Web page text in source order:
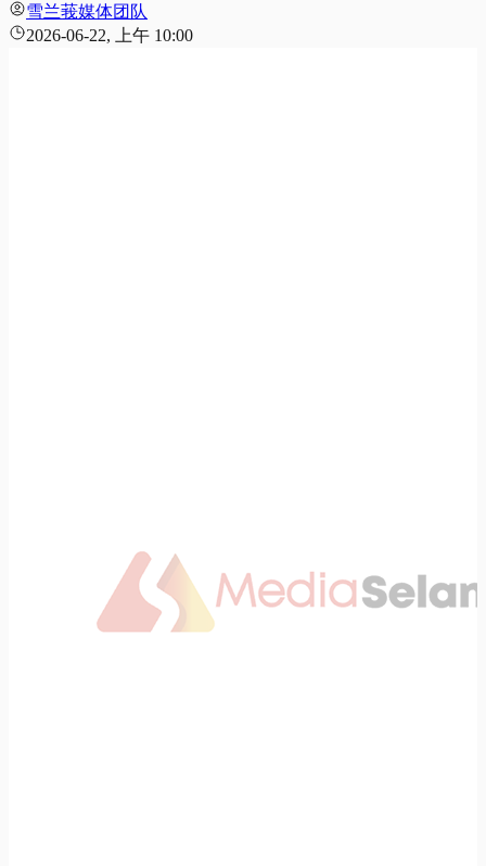
雪兰莪媒体团队
2026-06-22, 上午 10:00